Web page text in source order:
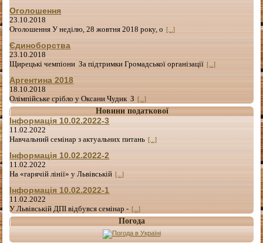
Оголошення
23.10.2018
Оголошення У неділю, 28 жовтня 2018 року, о [...]
Єдиноборства
23.10.2018
Щирецькі чемпіони За підтримки Громадської організації [...]
Аргентина 2018
18.10.2018
Олімпійське срібло у Оксани Чудик З
[...]
Новини податкової
Інформація 10.02.2022-3
11.02.2022
Навчальний семінар з актуальних питань [...]
Інформація 10.02.2022-2
11.02.2022
На «гарячій лінії» у Львівській [...]
Інформація 10.02.2022-1
11.02.2022
У Львівській ДПІ відбувся семінар - [...]
Погода